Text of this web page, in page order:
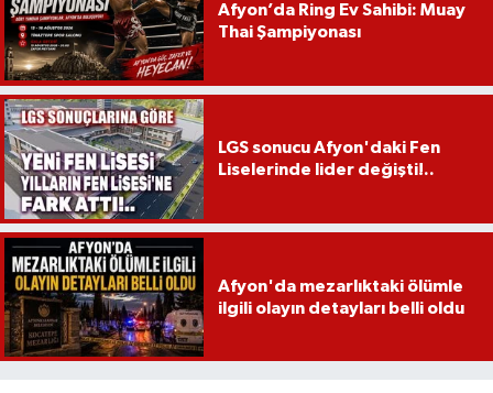
Afyon’da Ring Ev Sahibi: Muay
Thai Şampiyonası
LGS sonucu Afyon'daki Fen
Liselerinde lider değişti!..
Afyon'da mezarlıktaki ölümle
ilgili olayın detayları belli oldu